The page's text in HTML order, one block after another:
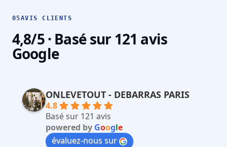
05AVIS CLIENTS
4,8/5 · Basé sur 121 avis
Google
ONLEVETOUT - DEBARRAS PARIS
4.8
Basé sur 121 avis
powered by Google
évaluez-nous sur